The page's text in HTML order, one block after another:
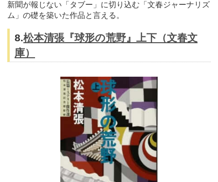
新聞が報じない「タブー」に切り込む「文春ジャーナリズ
ム」の礎を築いた作品と言える。
8.松本清張『球形の荒野』上下（文春文
庫）